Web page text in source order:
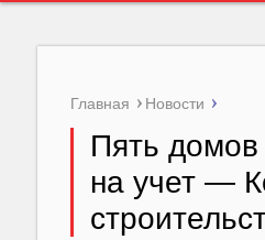
Главная Новости
Пять домов
на учет —